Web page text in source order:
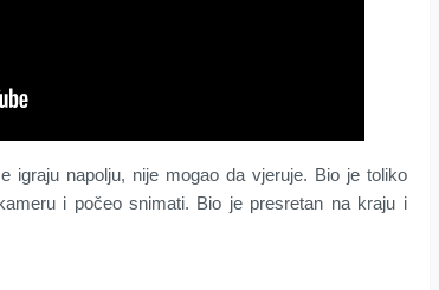
igraju napolju, nije mogao da vjeruje. Bio je toliko
i počeo snimati. Bio je presretan na kraju i